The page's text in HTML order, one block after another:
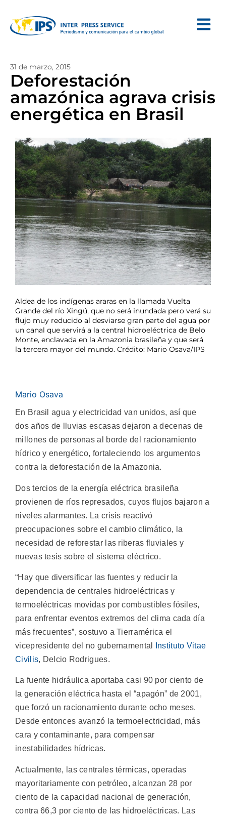
31 de marzo, 2015
Deforestación
amazónica agrava crisis
energética en Brasil
Aldea de los indígenas araras en la llamada Vuelta
Grande del río Xingú, que no será inundada pero verá su
flujo muy reducido al desviarse gran parte del agua por
un canal que servirá a la central hidroeléctrica de Belo
Monte, enclavada en la Amazonia brasileña y que será
la tercera mayor del mundo. Crédito: Mario Osava/IPS
Mario Osava
En Brasil agua y electricidad van unidos, así que
dos años de lluvias escasas dejaron a decenas de
millones de personas al borde del racionamiento
hídrico y energético, fortaleciendo los argumentos
contra la deforestación de la Amazonia.
Dos tercios de la energía eléctrica brasileña
provienen de ríos represados, cuyos flujos bajaron a
niveles alarmantes. La crisis reactivó
preocupaciones sobre el cambio climático, la
necesidad de reforestar las riberas fluviales y
nuevas tesis sobre el sistema eléctrico.
“Hay que diversificar las fuentes y reducir la
dependencia de centrales hidroeléctricas y
termoeléctricas movidas por combustibles fósiles,
para enfrentar eventos extremos del clima cada día
más frecuentes”, sostuvo a Tierramérica el
vicepresidente del no gubernamental
Instituto Vitae
Civilis, Delcio Rodrigues.
La fuente hidráulica aportaba casi 90 por ciento de
la generación eléctrica hasta el “apagón” de 2001,
que forzó un racionamiento durante ocho meses.
Desde entonces avanzó la termoelectricidad, más
cara y contaminante, para compensar
inestabilidades hídricas.
Actualmente, las centrales térmicas, operadas
mayoritariamente con petróleo, alcanzan 28 por
ciento de la capacidad nacional de generación,
contra 66,3 por ciento de las hidroeléctricas. Las